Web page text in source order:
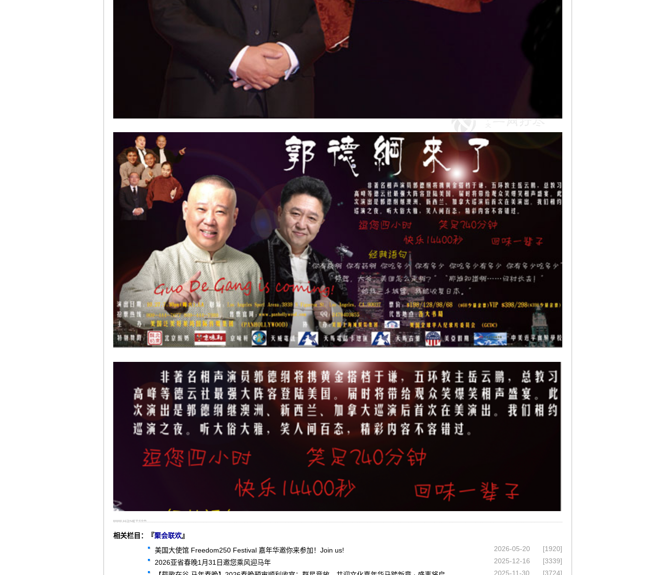
相关栏目：『聚会联欢』
美国大使馆 Freedom250 Festival 嘉年华邀你来参加！Join us!
2026-05-20
[1920]
2026亚省春晚1月31日邀您乘风迎马年
2025-12-16
[3339]
2025-11-30 [3724]